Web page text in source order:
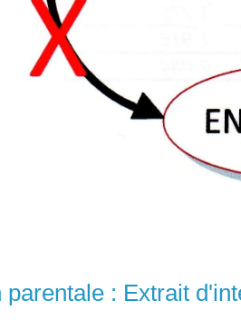
parentale : Extrait